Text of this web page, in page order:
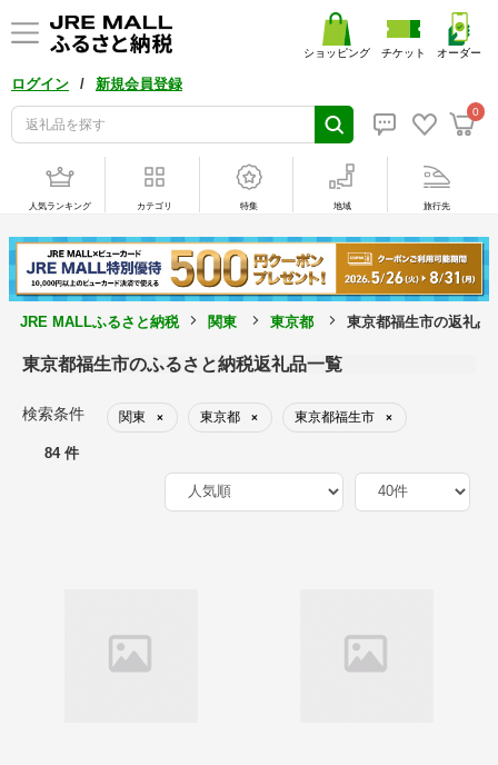
ログイン / 新規会員登録
0
ショッピング チケット オーダー
人気ランキング カテゴリ 特集 地域 旅行先
JRE MALLふるさと納税 関東 東京都 東京都福生市の返礼品
東京都福生市のふるさと納税返礼品一覧
検索条件 関東 × 東京都 × 東京都福生市 ×
84 件